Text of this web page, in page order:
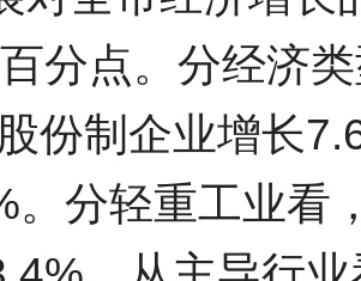
分点。分经济
份制企业增长
。分轻重工业看